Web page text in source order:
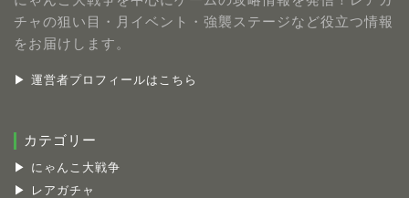
チャの狙い目・月イベント・強襲ステージなど役立つ情報
をお届けします。
▶ 運営者プロフィールはこちら
カテゴリー
▶ にゃんこ大戦争
▶ レアガチャ